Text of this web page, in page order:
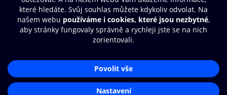
© O2 Czech Republic a.s.
Přístupnost
Zásady zpracování osobních údajůAplikace O2 Knihovna
Čti a poslouchej své e-knihy a